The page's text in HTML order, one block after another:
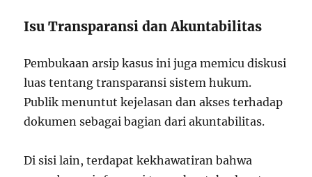
Isu Transparansi dan Akuntabilitas
Pembukaan arsip kasus ini juga memicu diskusi
luas tentang transparansi sistem hukum.
Publik menuntut kejelasan dan akses terhadap
dokumen sebagai bagian dari akuntabilitas.
Di sisi lain, terdapat kekhawatiran bahwa